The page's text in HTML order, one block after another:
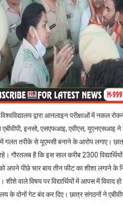
द्वारा आनलाइन परीक्षाओं में नकल
इनसो, एसएफआइ, एवीएस, यूएनएसआइ ने
में गलत तरीके से यूएमसी बनाने के आरोप लगाए।
गौरतलब है कि इस साल करीब 2300
को अपने पीछे चार बाय तीन फीट का शीशा लगाने
वाले विषय पर विद्यार्थियों में आपस में विवाद
के दोनों गेट बंद कर दिए। छात्र संगठनों ने